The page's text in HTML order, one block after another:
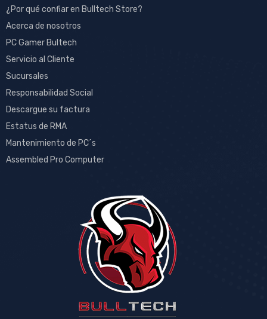
¿Por qué confiar en Bulltech Store?
Acerca de nosotros
PC Gamer Bultech
Servicio al Cliente
Sucursales
Responsabilidad Social
Descargue su factura
Estatus de RMA
Mantenimiento de PC´s
Assembled Pro Computer